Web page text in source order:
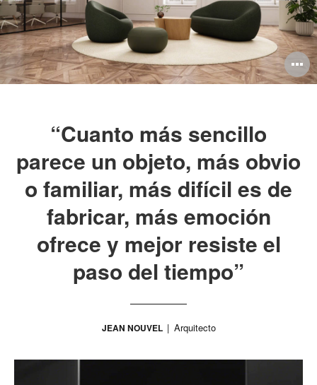
“Cuanto más sencillo
parece un objeto, más obvio
o familiar, más difícil es de
fabricar, más emoción
ofrece y mejor resiste el
paso del tiempo”
JEAN NOUVEL Arquitecto